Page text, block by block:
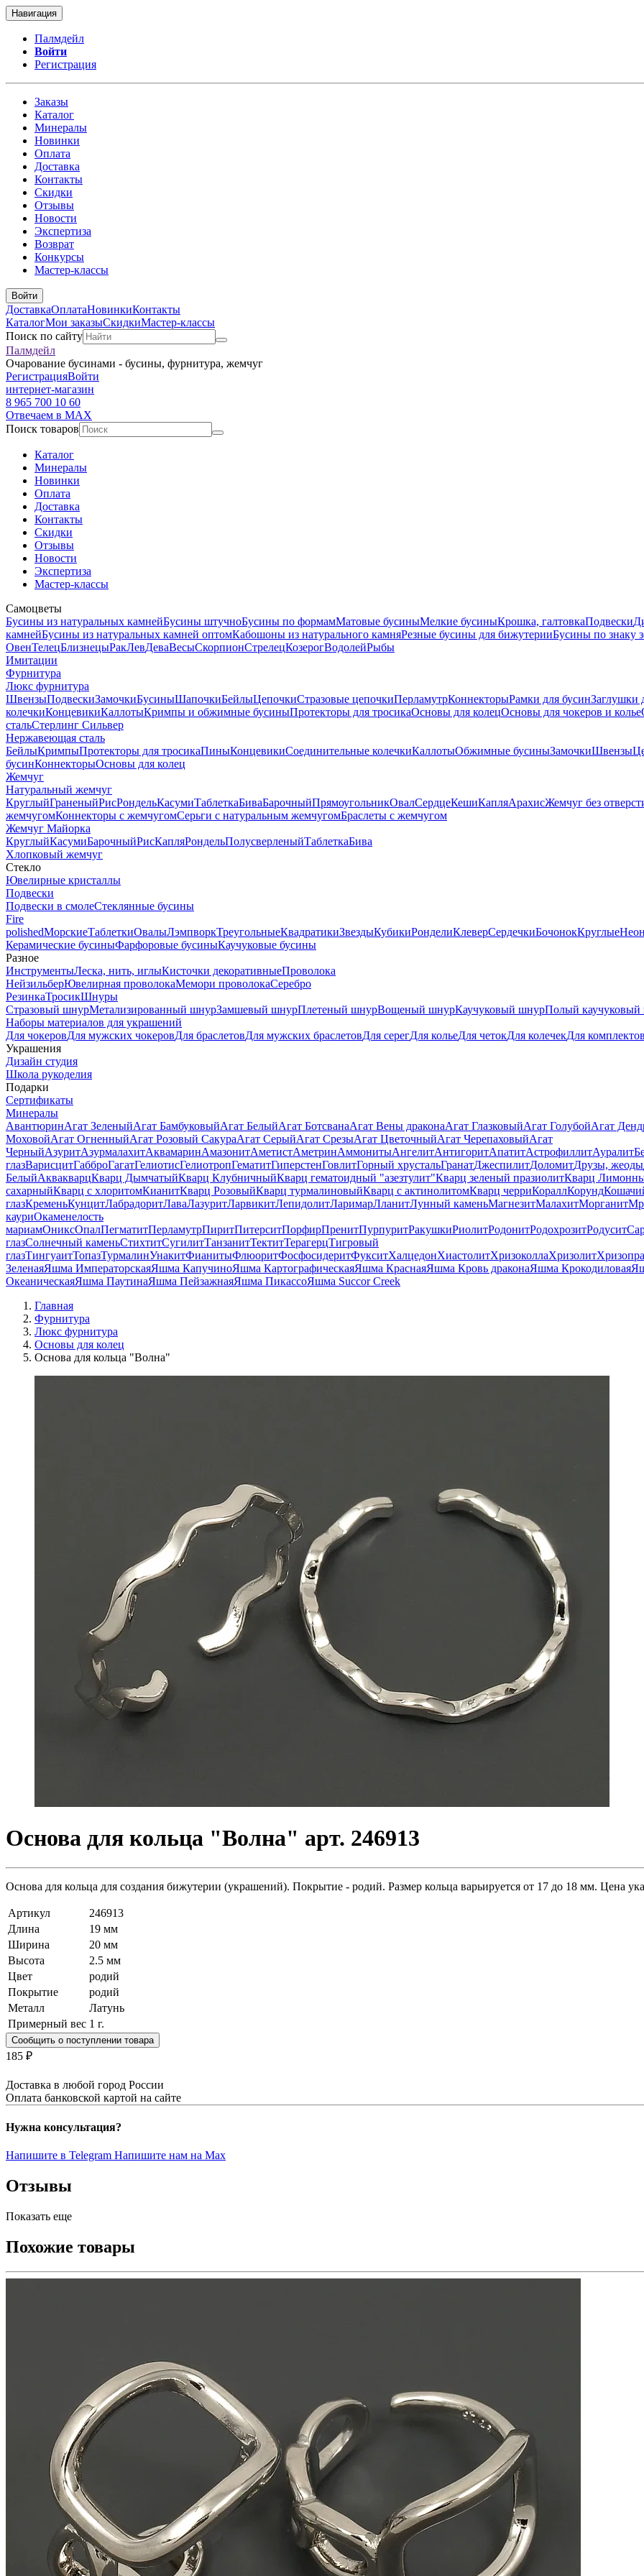
Навигация
Палмдейл
Войти
Регистрация
Заказы
Каталог
Минералы
Новинки
Оплата
Доставка
Контакты
Скидки
Отзывы
Новости
Экспертиза
Возврат
Конкурсы
Мастер-классы
Войти
ДоставкаОплатаНовинкиКонтакты
КаталогМои заказыСкидкиМастер-классы
Поиск по сайту
Палмдейл
Очарование бусинами - бусины, фурнитура, жемчуг
РегистрацияВойти
интернет-магазин
8 965 700 10 60
Отвечаем в MAX
Поиск товаров
Каталог
Минералы
Новинки
Оплата
Доставка
Контакты
Скидки
Отзывы
Новости
Экспертиза
Мастер-классы
Самоцветы
Бусины из натуральных камнейБусины штучноБусины по формамМатовые бусиныМелкие бусиныКрошка, галтовкаПодвески
камнейБусины из натуральных камней оптомКабошоны из натурального камняРезные бусины для бижутерииБусины по знаку
ОвенТелецБлизнецыРакЛевДеваВесыСкорпионСтрелецКозерогВодолейРыбы
Имитации
Фурнитура
Люкс фурнитура
ШвензыПодвескиЗамочкиБусиныШапочкиБейлыЦепочкиСтразовые цепочкиПерламутрКоннекторыРамки для бусинЗаглушки
колечкиКонцевикиКаллотыКримпы и обжимные бусиныПротекторы для тросикаОсновы для колецОсновы для чокеров и колье
стальСтерлинг Сильвер
Нержавеющая сталь
БейлыКримпыПротекторы для тросикаПиныКонцевикиСоединительные колечкиКаллотыОбжимные бусиныЗамочкиШвензы
бусинКоннекторыОсновы для колец
Жемчуг
Натуральный жемчуг
КруглыйГраненыйРисРондельКасумиТаблеткаБиваБарочныйПрямоугольникОвалСердцеКешиКапляАрахисЖемчуг без
жемчугомКоннекторы с жемчугомСерьги с натуральным жемчугомБраслеты с жемчугом
Жемчуг Майорка
КруглыйКасумиБарочныйРисКапляРондельПолусверленыйТаблеткаБива
Хлопковый жемчуг
Стекло
Ювелирные кристаллы
Подвески
Подвески в смолеСтеклянные бусины
Fire
polishedМорскиеТаблеткиОвалыЛэмпворкТреугольныеКвадратикиЗвездыКубикиРонделиКлеверСердечкиБочонокКруглые
Керамические бусиныФарфоровые бусиныКаучуковые бусины
Разное
ИнструментыЛеска, нить, иглыКисточки декоративныеПроволока
НейзильберЮвелирная проволокаМемори проволокаСеребро
РезинкаТросикШнуры
Стразовый шнурМетализированный шнурЗамшевый шнурПлетеный шнурВощеный шнурКаучуковый шнурПолый
Наборы материалов для украшений
Для чокеровДля мужских чокеровДля браслетовДля мужских браслетовДля серегДля кольеДля четокДля колечекДля
Украшения
Дизайн студия
Школа рукоделия
Подарки
Сертификаты
Минералы
АвантюринАгат ЗеленыйАгат БамбуковыйАгат БелыйАгат БотсванаАгат Вены драконаАгат ГлазковыйАгат ГолубойАгат
МоховойАгат ОгненныйАгат Розовый СакураАгат СерыйАгат СрезыАгат ЦветочныйАгат ЧерепаховыйАгат
ЧерныйАзуритАзурмалахитАквамаринАмазонитАметистАметринАммонитыАнгелитАнтигоритАпатитАстрофиллитАуралит
глазВарисцитГабброГагатГелиотисГелиотропГематитГиперстенГовлитГорный хрустальГранатДжеспилитДоломитДрузы, жеоды
БелыйАквакварцКварц ДымчатыйКварц КлубничныйКварц гематоидный "азезтулит"Кварц зеленый празиолитКварц
сахарныйКварц с хлоритомКианитКварц РозовыйКварц турмалиновыйКварц с актинолитомКварц черриКораллКорунд
глазКременьКунцитЛабрадоритЛаваЛазуритЛарвикитЛепидолитЛаримарЛланитЛунный каменьМагнезитМалахитМорганит
кауриОкаменелость
мариамОниксОпалПегматитПерламутрПиритПитерситПорфирПренитПурпуритРакушкиРиолитРодонитРодохрозитРодусит
глазСолнечный каменьСтихтитСугилитТанзанитТектитТерагерцТигровый
глазТингуаитТопазТурмалинУнакитФианитыФлюоритФосфосидеритФукситХалцедонХиастолитХризоколлаХризолит
ЗеленаяЯшма ИмператорскаяЯшма КапучиноЯшма КартографическаяЯшма КраснаяЯшма Кровь драконаЯшма Крокодиловая
ОкеаническаяЯшма ПаутинаЯшма ПейзажнаяЯшма ПикассоЯшма Succor Creek
Главная
Фурнитура
Люкс фурнитура
Основы для колец
Основа для кольца "Волна"
Основа для кольца "Волна" арт. 246913
Основа для кольца для создания бижутерии (украшений). Покрытие - родий. Размер кольца варьируется от 17 до 18 мм. Цена
Артикул
246913
Длина
19 мм
Ширина
20 мм
Высота
2.5 мм
Цвет
родий
Покрытие
родий
Металл
Латунь
Примерный вес 1 г.
Сообщить о поступлении товара
185 ₽
Доставка в любой город России
Оплата банковской картой на сайте
Нужна консультация?
Напишите в Telegram Напишите нам на Max
Отзывы
Показать еще
Похожие товары